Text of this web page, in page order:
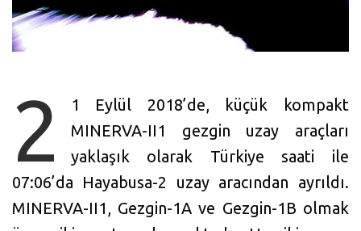
2
1 Eylül 2018’de, küçük kompakt
MINERVA-II1 gezgin uzay araçları
yaklaşık olarak Türkiye saati ile
07:06’da Hayabusa-2 uzay aracından ayrıldı.
MINERVA-II1, Gezgin-1A ve Gezgin-1B olmak